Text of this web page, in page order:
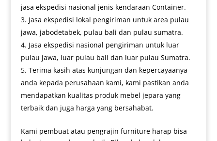
jasa ekspedisi nasional jenis kendaraan Container.
Jasa ekspedisi lokal pengiriman untuk area pulau
jawa, jabodetabek, pulau bali dan pulau sumatra.
Jasa ekspedisi nasional pengiriman untuk luar
pulau jawa, luar pulau bali dan luar pulau Sumatra.
Terima kasih atas kunjungan dan kepercayaanya
anda kepada perusahaan kami, kami pastikan anda
mendapatkan kualitas produk mebel jepara yang
terbaik dan juga harga yang bersahabat.
Kami pembuat atau pengrajin furniture harap bisa